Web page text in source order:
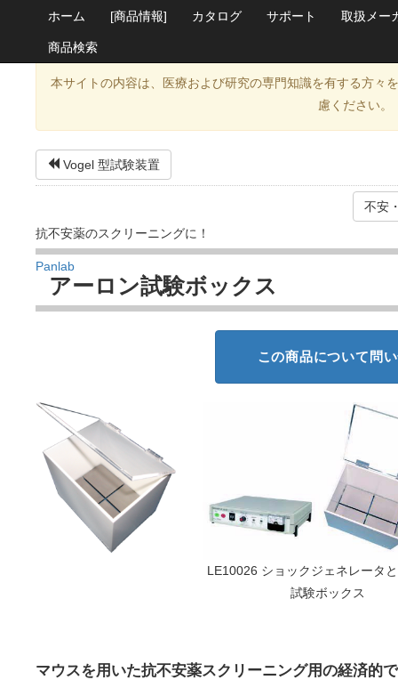
ホーム [商品情報] カタログ サポート 取扱メー
商品検索
本サイトの内容は、医療および研究の専門知識を有する方々
慮ください。
Vogel 型試験装置
不安
抗不安薬のスクリーニングに！
Panlab
アーロン試験ボックス
この商品について問
LE10026 ショックジェネレータ
試験ボックス
マウスを用いた抗不安薬スクリーニング用の経済的